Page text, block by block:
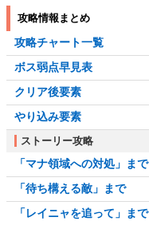
攻略情報まとめ
攻略チャート一覧
ボス弱点早見表
クリア後要素
やり込み要素
ストーリー攻略
「マナ領域への対処」まで
「待ち構える敵」まで
「レイニャを追って」まで